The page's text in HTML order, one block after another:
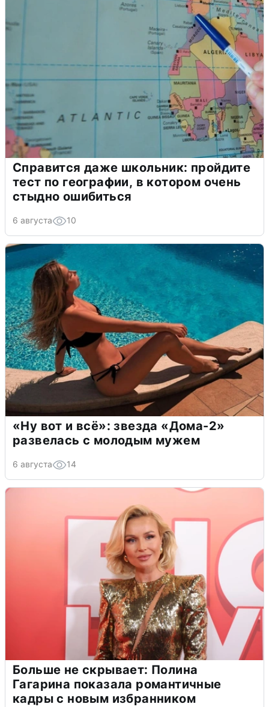
Справится даже школьник: пройдите
тест по географии, в котором очень
стыдно ошибиться
6 августа 10
«Ну вот и всё»: звезда «Дома-2»
развелась с молодым мужем
6 августа 14
Больше не скрывает: Полина
Гагарина показала романтичные
кадры с новым избранником